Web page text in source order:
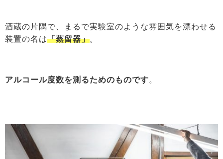
酒蔵の片隅で、まるで実験室のような雰囲気を漂わせる
装置の名は「蒸留器」。
アルコール度数を測るためのものです。